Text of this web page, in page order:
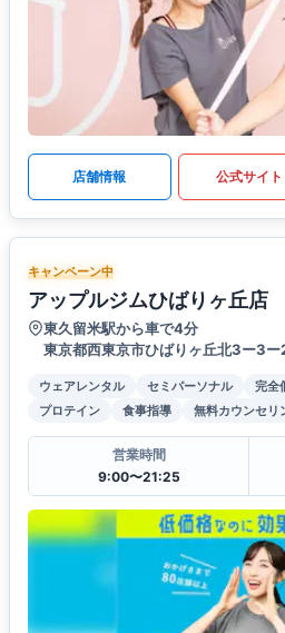
店舗情報 公式サイト
キャンペーン中
アップルジムひばりヶ丘店
東久留米駅から車で4分
東京都西東京市ひばりヶ丘北3ー3
ウェアレンタル セミパーソナル 完全
プロテイン
食事指導 無料カウンセリ
営業時間
9:00〜21:25